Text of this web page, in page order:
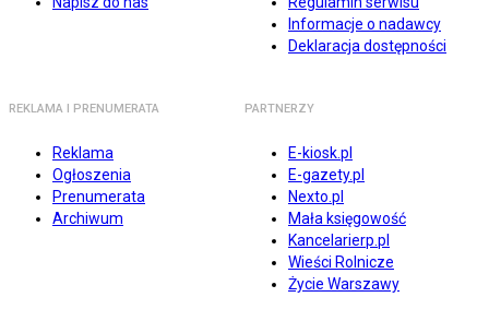
Informacje o nadawcy
Deklaracja dostępności
REKLAMA I PRENUMERATA
Reklama
Ogłoszenia
Prenumerata
Archiwum
PARTNERZY
E-kiosk.pl
E-gazety.pl
Nexto.pl
Mała księgowość
Kancelarierp.pl
Wieści Rolnicze
Życie Warszawy